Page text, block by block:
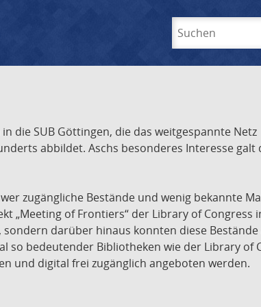
die SUB Göttingen, die das weitgespannte Netz
abbildet. Aschs besonderes Interesse galt
zugängliche Bestände und wenig bekannte
of Frontiers“ der Library of Congress
darüber hinaus konnten diese
bedeutender Bibliotheken wie der Library of
und digital frei zugänglich angeboten werden.